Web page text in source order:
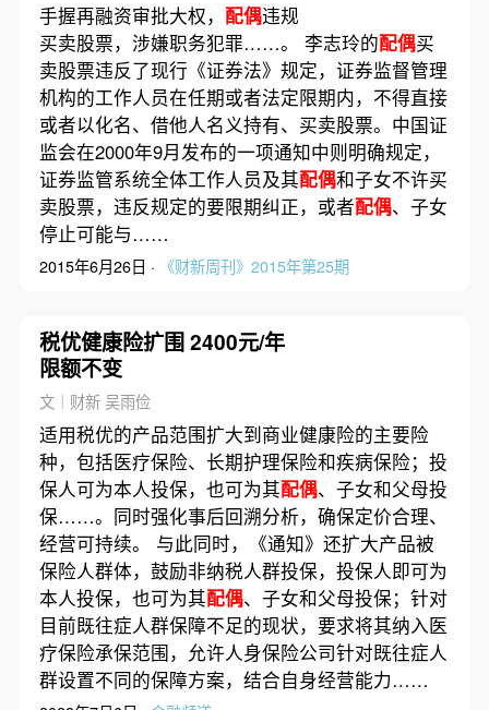
手握再融资审批大权， 配偶违规
买卖股票，涉嫌职务犯罪……。 李志玲的配偶买
卖股票违反了现行《证券法》规定，证券监督管理
机构的工作人员在任期或者法定限期内，不得直接
或者以化名、借他人名义持有、买卖股票。中国证
监会在2000年9月发布的一项通知中则明确规定，
证券监管系统全体工作人员及其配偶和子女不许买
卖股票，违反规定的要限期纠正，或者配偶、子女
停止可能与……
2015年6月26日 · 《财新周刊》2015年第25期
税优健康险扩围 2400元/年
限额不变
文｜财新 吴雨俭
适用税优的产品范围扩大到商业健康险的主要险
种，包括医疗保险、长期护理保险和疾病保险；投
保人可为本人投保，也可为其配偶、子女和父母投
保……。同时强化事后回溯分析，确保定价合理、
经营可持续。 与此同时，《通知》还扩大产品被
保险人群体，鼓励非纳税人群投保，投保人即可为
本人投保，也可为其配偶、子女和父母投保；针对
目前既往症人群保障不足的现状，要求将其纳入医
疗保险承保范围，允许人身保险公司针对既往症人
群设置不同的保障方案，结合自身经营能力……